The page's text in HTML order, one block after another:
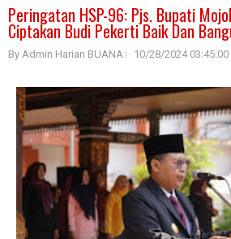
Peringatan HSP-96: Pjs. Bupati
Ciptakan Budi Pekerti Baik Dan
By Admin Harian BUANA 10/28/2024 03:45:00